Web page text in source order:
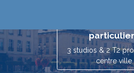
3 studios & 2 T2
centre ville